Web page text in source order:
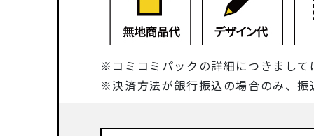
コミコミパックの詳細につきまして
決済方法が銀行振込の場合のみ、